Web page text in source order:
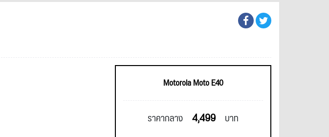
Motorola Moto E40
ราคากลาง 4,499 บาท